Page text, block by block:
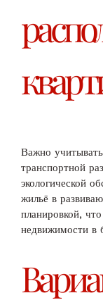
Важно
транспортной
экологической
жильё в
планировкой,
недвижимости в